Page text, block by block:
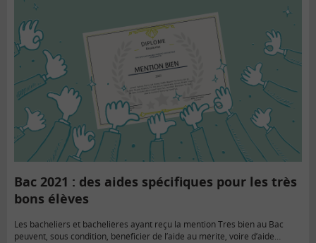
Bac 2021 : des aides spécifiques pour les très
bons élèves
Les bacheliers et bachelières ayant reçu la mention Très bien au Bac
peuvent, sous condition, bénéficier de l’aide au mérite, voire d’aide